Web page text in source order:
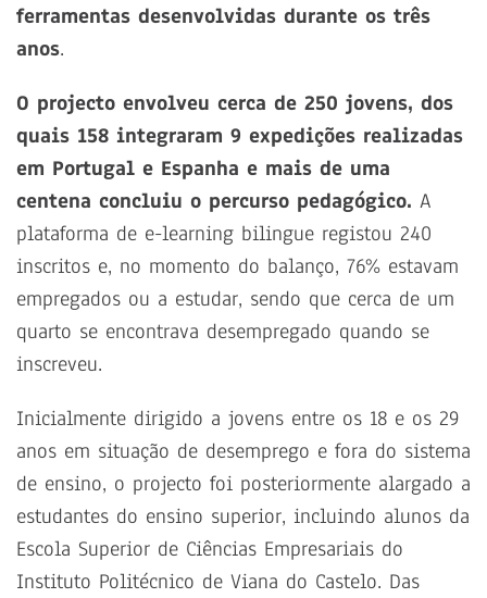
ferramentas desenvolvidas durante os três
anos.
O projecto envolveu cerca de 250 jovens, dos
quais 158 integraram 9 expedições realizadas
em Portugal e Espanha e mais de uma
centena concluiu o percurso pedagógico. A
plataforma de e-learning bilingue registou 240
inscritos e, no momento do balanço, 76% estavam
empregados ou a estudar, sendo que cerca de um
quarto se encontrava desempregado quando se
inscreveu.
Inicialmente dirigido a jovens entre os 18 e os 29
anos em situação de desemprego e fora do sistema
de ensino, o projecto foi posteriormente alargado a
estudantes do ensino superior, incluindo alunos da
Escola Superior de Ciências Empresariais do
Instituto Politécnico de Viana do Castelo. Das